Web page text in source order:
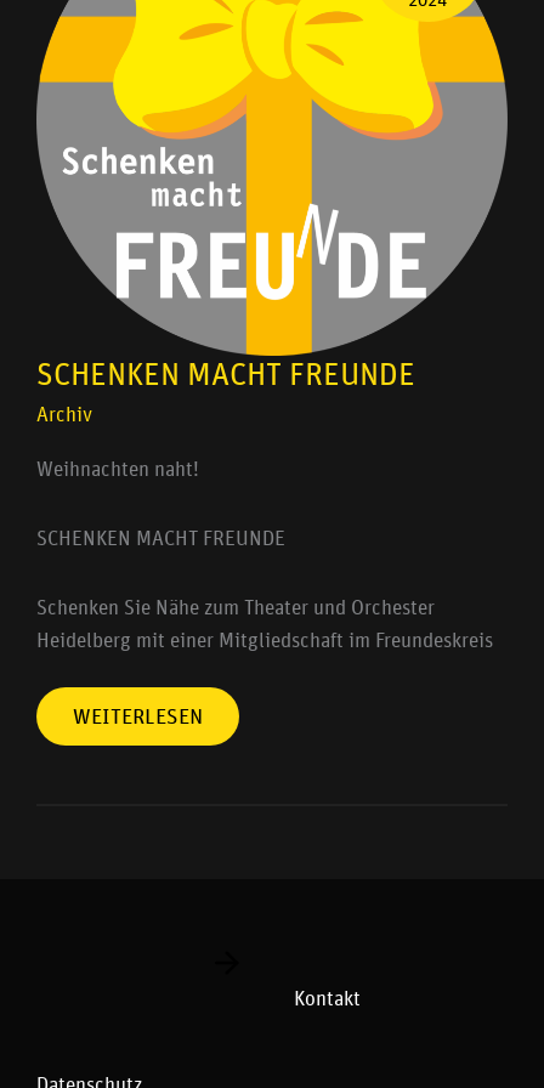
SCHENKEN MACHT FREUNDE
Archiv
Weihnachten naht!
SCHENKEN MACHT FREUNDE
Schenken Sie Nähe zum Theater und Orchester
Heidelberg mit einer Mitgliedschaft im Freundeskreis
WEITERLESEN
Kontakt